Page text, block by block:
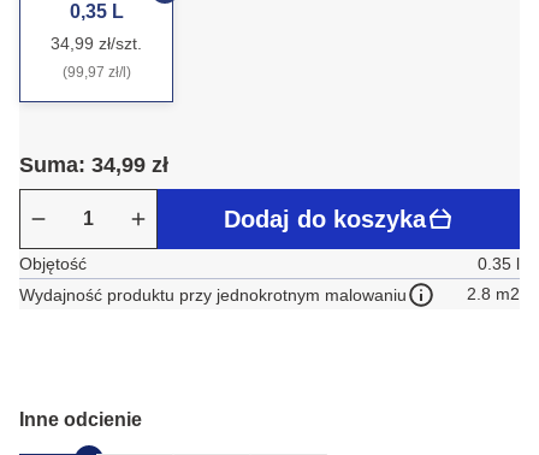
0,35 L
34,99 zł/szt.
(99,97 zł/l)
Suma: 34,99 zł
Dodaj do koszyka
Objętość
0.35 l
Wydajność produktu przy jednokrotnym malowaniu
2.8 m2
Inne odcienie